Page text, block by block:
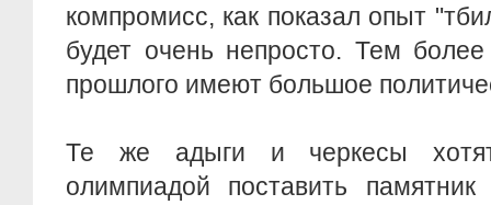
компромисс, как показал опыт
будет очень непросто. Тем
прошлого имеют большое
Те же адыги и черкесы
олимпиадой поставить